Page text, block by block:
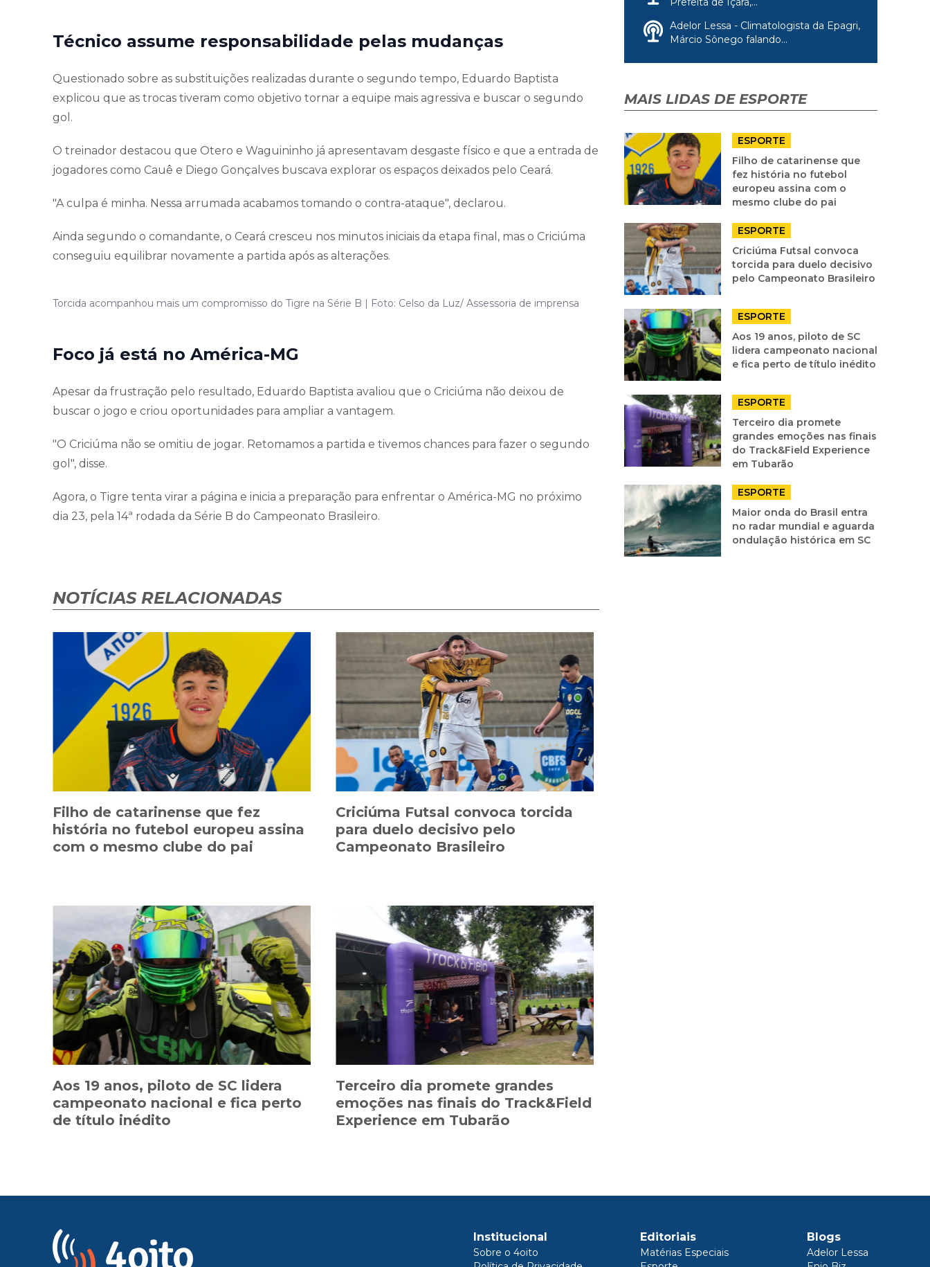
Técnico assume responsabilidade pelas mudanças
Questionado sobre as substituições realizadas durante o segundo tempo, Eduardo Baptista
explicou que as trocas tiveram como objetivo tornar a equipe mais agressiva e buscar o segundo
gol.
O treinador destacou que Otero e Waguininho já apresentavam desgaste físico e que a entrada de
jogadores como Cauê e Diego Gonçalves buscava explorar os espaços deixados pelo Ceará.
"A culpa é minha. Nessa arrumada acabamos tomando o contra-ataque", declarou.
Ainda segundo o comandante, o Ceará cresceu nos minutos iniciais da etapa final, mas o Criciúma
conseguiu equilibrar novamente a partida após as alterações.
Torcida acompanhou mais um compromisso do Tigre na Série B | Foto: Celso da Luz/ Assessoria de imprensa
Foco já está no América-MG
Apesar da frustração pelo resultado, Eduardo Baptista avaliou que o Criciúma não deixou de
buscar o jogo e criou oportunidades para ampliar a vantagem.
"O Criciúma não se omitiu de jogar. Retomamos a partida e tivemos chances para fazer o segundo
gol", disse.
Agora, o Tigre tenta virar a página e inicia a preparação para enfrentar o América-MG no próximo
dia 23, pela 14ª rodada da Série B do Campeonato Brasileiro.
NOTÍCIAS RELACIONADAS
Filho de catarinense que fez
história no futebol europeu assina
com o mesmo clube do pai
Criciúma Futsal convoca torcida
para duelo decisivo pelo
Campeonato Brasileiro
Aos 19 anos, piloto de SC lidera
campeonato nacional e fica perto
de título inédito
Terceiro dia promete grandes
emoções nas finais do Track&Field
Experience em Tubarão
Adelor Lessa - Climatologista da Epagri,
Márcio Sônego falando...
MAIS LIDAS DE ESPORTE
ESPORTE
Filho de catarinense que
fez história no futebol
europeu assina com o
mesmo clube do pai
ESPORTE
Criciúma Futsal convoca
torcida para duelo decisivo
pelo Campeonato Brasileiro
ESPORTE
Aos 19 anos, piloto de SC
lidera campeonato nacional
e fica perto de título inédito
ESPORTE
Terceiro dia promete
grandes emoções nas finais
do Track&Field Experience
em Tubarão
ESPORTE
Maior onda do Brasil entra
no radar mundial e aguarda
ondulação histórica em SC
Institucional
Sobre o 4oito
Editoriais
Matérias Especiais
Blogs
Adelor Lessa